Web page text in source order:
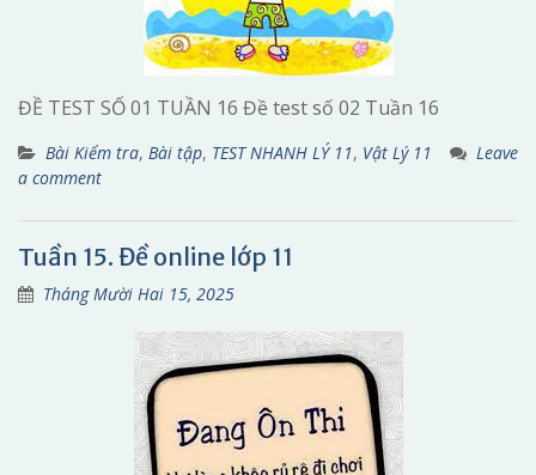
ĐỀ TEST SỐ 01 TUẦN 16 Đề test số 02 Tuần 16
Bài Kiểm tra, Bài tập, TEST NHANH LÝ 11, Vật Lý 11
Leave
a comment
Tuần 15. Đề online lớp 11
Tháng Mười Hai 15, 2025